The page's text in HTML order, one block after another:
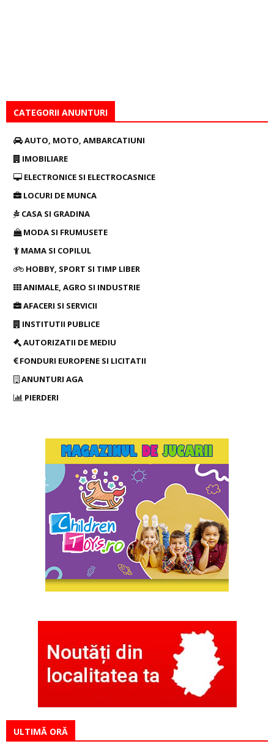
CATEGORII ANUNTURI
AUTO, MOTO, AMBARCATIUNI
IMOBILIARE
ELECTRONICE SI ELECTROCASNICE
LOCURI DE MUNCA
CASA SI GRADINA
MODA SI FRUMUSETE
MAMA SI COPILUL
HOBBY, SPORT SI TIMP LIBER
ANIMALE, AGRO SI INDUSTRIE
AFACERI SI SERVICII
INSTITUTII PUBLICE
AUTORIZATII DE MEDIU
FONDURI EUROPENE SI LICITATII
ANUNTURI AGA
PIERDERI
ULTIMĂ ORĂ